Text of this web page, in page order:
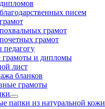
писем
грамот
грамот
педагогу
грамоты и дипломы
лист
бланков
грамоты
папки из натуральной кожи